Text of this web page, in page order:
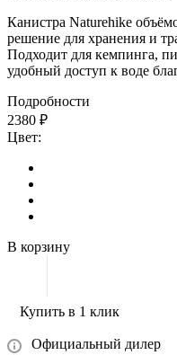
Канистра Naturehike
решение для хранения и
Подходит для кемпинга,
удобный доступ к воде
Подробности
2380 ₽
Цвет:
В корзину
Купить в 1 клик
Официальный дилер